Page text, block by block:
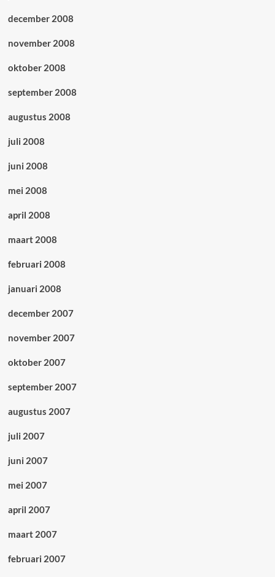
december 2008
november 2008
oktober 2008
september 2008
augustus 2008
juli 2008
juni 2008
mei 2008
april 2008
maart 2008
februari 2008
januari 2008
december 2007
november 2007
oktober 2007
september 2007
augustus 2007
juli 2007
juni 2007
mei 2007
april 2007
maart 2007
februari 2007